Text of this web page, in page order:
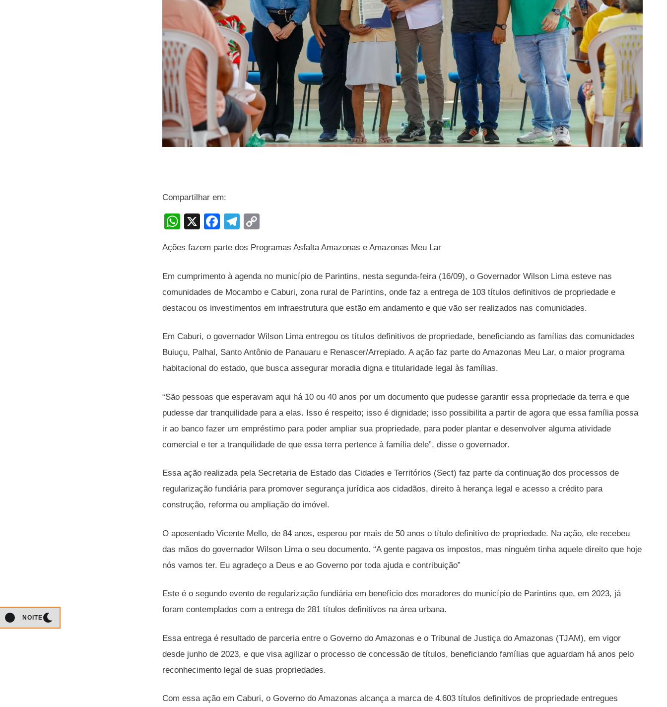
NOITE
Compartilhar em:
W
at
A
p
p
X
F
c
e
b
o
o
k
T
e
a
m
p
Li
n
k
Ações fazem parte dos Programas Asfalta Amazonas e Amazonas Meu Lar
Em cumprimento à agenda no município de Parintins, nesta segunda-feira (16/09), o Governador Wilson Lima esteve nas
comunidades de Mocambo e Caburi, zona rural de Parintins, onde faz a entrega de 103 títulos definitivos de propriedade e
destacou os investimentos em infraestrutura que estão em andamento e que vão ser realizados nas comunidades.
Em Caburi, o governador Wilson Lima entregou os títulos definitivos de propriedade, beneficiando as famílias das comunidades
Buiuçu, Palhal, Santo Antônio de Panauaru e Renascer/Arrepiado. A ação faz parte do Amazonas Meu Lar, o maior programa
habitacional do estado, que busca assegurar moradia digna e titularidade legal às famílias.
“São pessoas que esperavam aqui há 10 ou 40 anos por um documento que pudesse garantir essa propriedade da terra e que
pudesse dar tranquilidade para a elas. Isso é respeito; isso é dignidade; isso possibilita a partir de agora que essa família possa
ir ao banco fazer um empréstimo para poder ampliar sua propriedade, para poder plantar e desenvolver alguma atividade
comercial e ter a tranquilidade de que essa terra pertence à família dele”, disse o governador.
Essa ação realizada pela Secretaria de Estado das Cidades e Territórios (Sect) faz parte da continuação dos processos de
regularização fundiária para promover segurança jurídica aos cidadãos, direito à herança legal e acesso a crédito para
construção, reforma ou ampliação do imóvel.
O aposentado Vicente Mello, de 84 anos, esperou por mais de 50 anos o título definitivo de propriedade. Na ação, ele recebeu
das mãos do governador Wilson Lima o seu documento. “A gente pagava os impostos, mas ninguém tinha aquele direito que hoje
nós vamos ter. Eu agradeço a Deus e ao Governo por toda ajuda e contribuição”
Este é o segundo evento de regularização fundiária em benefício dos moradores do município de Parintins que, em 2023, já
foram contemplados com a entrega de 281 títulos definitivos na área urbana.
Essa entrega é resultado de parceria entre o Governo do Amazonas e o Tribunal de Justiça do Amazonas (TJAM), em vigor
desde junho de 2023, e que visa agilizar o processo de concessão de títulos, beneficiando famílias que aguardam há anos pelo
reconhecimento legal de suas propriedades.
Com essa ação em Caburi, o Governo do Amazonas alcança a marca de 4.603 títulos definitivos de propriedade entregues